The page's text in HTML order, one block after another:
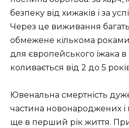
безпеку від хижаків і за
Через це виживання
обмежене кількома
для європейського їжака в
коливається від 2 до 5
Ювенальна смертність
частина новонароджених і
ще в перший рік життя.